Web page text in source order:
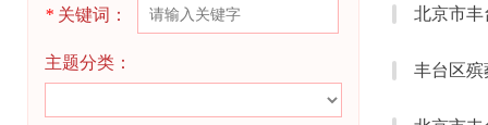
* 关键词：
主题分类：